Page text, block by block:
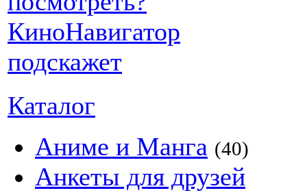
Каталог
Аниме и Манга (40)
Анкеты для друзей